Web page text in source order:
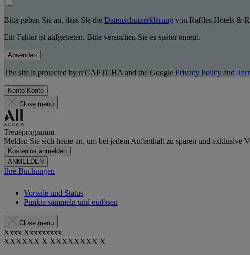
Bitte geben Sie an, dass Sie die Datenschutzerklärung von Raffles Hotels &
Ein Fehler ist aufgetreten. Bitte versuchen Sie es später erneut.
Absenden
The site is protected by reCAPTCHA and the Google Privacy Policy and
Konto Konto
Close menu
Treueprogramm
Melden Sie sich heute an, um bei jedem Aufenthalt zu sparen und exklusive
Kostenlos anmelden
ANMELDEN
Ihre Buchungen
Vorteile und Status
Punkte sammeln und einlösen
Close menu
Xxxx Xxxxxxxxx
XXXXXX X XXXXXXXX X